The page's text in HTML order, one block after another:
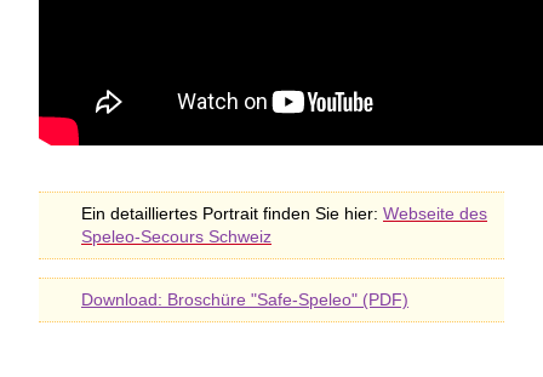
Ein detailliertes Portrait finden Sie hier: Webseite des
Speleo-Secours Schweiz
Download: Broschüre "Safe-Speleo" (PDF)